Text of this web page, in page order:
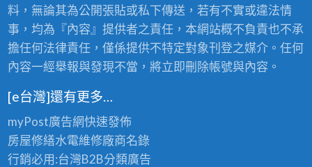
料，無論其為公開張貼或私下傳送，若有不實或違法情
事，均為『內容』提供者之責任，本網站概不負責也不承
擔任何法律責任，僅係提供不特定對象刊登之媒介。任何
內容一經舉報與發現不當，將立即刪除帳號與內容。
[e台灣]還有更多…
myPost廣告網快速發佈
房屋修繕水電維修廠商名錄
行銷必用:台灣B2B分類廣告